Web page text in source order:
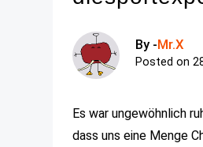
By -Mr.X
Posted on
Es war ungewöhnlich
dass uns eine Menge